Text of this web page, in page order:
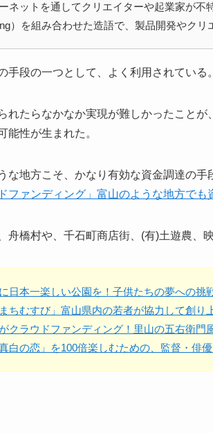
ネットを通してクリエイターや起業家が
）を組み合わせた造語で、製品開発やク
手段の一つとして、よく利用されている。
れたらなかなか実現が難しかったこと
能性が生まれた。
な地方こそ、かなり有効な資金調達の手
ファンディング」富山のような地方でも
舟橋村や、千石町商店街、(有)土遊農、
日本一楽しい公園を！子供たちの夢への
ちむすび」富山県内の若者が協力して創り
クラウドファンディング！里山の五右衛門
白の恋」を100倍楽しむための、監督・俳